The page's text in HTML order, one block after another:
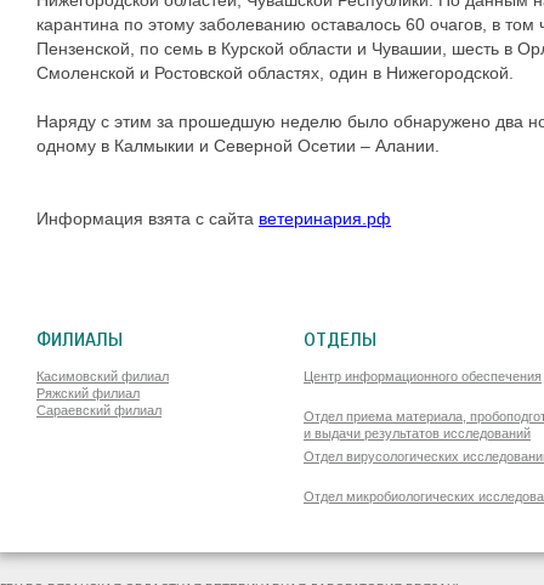
карантина по этому заболеванию оставалось 60 очагов, в
Пензенской, по семь в Курской области и Чувашии, шесть в
Смоленской и Ростовской областях, один в Нижегородской.
Наряду с этим за прошедшую неделю было обнаружено два
одному в Калмыкии и Северной Осетии – Алании.
Информация взята с сайта ветеринария.рф
ФИЛИАЛЫ
Касимовский филиал
Ряжский филиал
Сараевский филиал
ОТДЕЛЫ
Центр информационного обеспечения
Отдел приема материала,
и выдачи результатов исследований
Отдел вирусологических
Отдел микробиологических